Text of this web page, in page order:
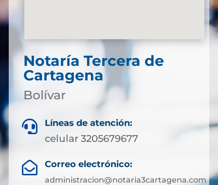
Notaría Tercera de
Cartagena
Bolívar
 Líneas de atención:
celular 3205679677
 Correo electrónico:
administracion@notaria3cartagena.com